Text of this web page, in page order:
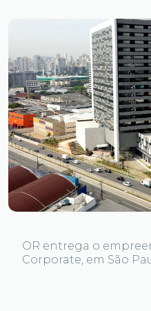
OR entrega o
Corporate, em São